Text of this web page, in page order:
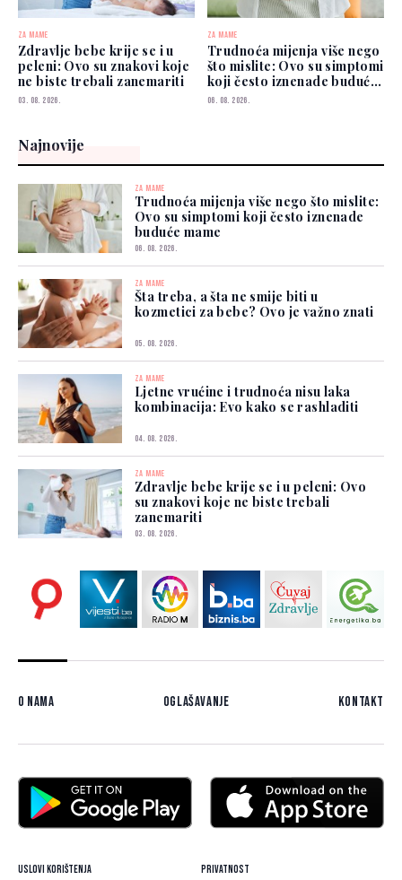
ZA MAME
Zdravlje bebe krije se i u
peleni: Ovo su znakovi koje
ne biste trebali zanemariti
03. 08. 2026.
ZA MAME
Trudnoća mijenja više nego
što mislite: Ovo su simptomi
koji često iznenade buduće
mame
06. 08. 2026.
Najnovije
ZA MAME
Trudnoća mijenja više nego što mislite:
Ovo su simptomi koji često iznenade
buduće mame
06. 08. 2026.
ZA MAME
Šta treba, a šta ne smije biti u
kozmetici za bebe? Ovo je važno znati
05. 08. 2026.
ZA MAME
Ljetne vrućine i trudnoća nisu laka
kombinacija: Evo kako se rashladiti
04. 08. 2026.
ZA MAME
Zdravlje bebe krije se i u peleni: Ovo
su znakovi koje ne biste trebali
zanemariti
03. 08. 2026.
O nama Oglašavanje Kontakt
Uslovi korištenja Privatnost